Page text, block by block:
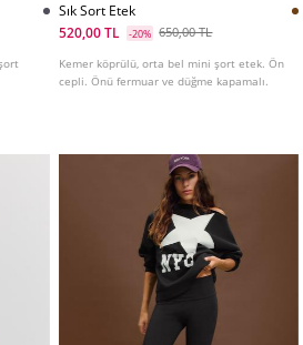
Sık Sort Etek
520,00 TL
-20% 650,00 TL
Kemer köprülü, orta bel mini şort etek. Ön
cepli. Önü fermuar ve düğme kapamalı.